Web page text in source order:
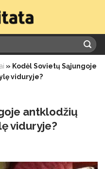
» Kodėl Sovietų Sąjungoje
viduryje?
antklodžių
viduryje?